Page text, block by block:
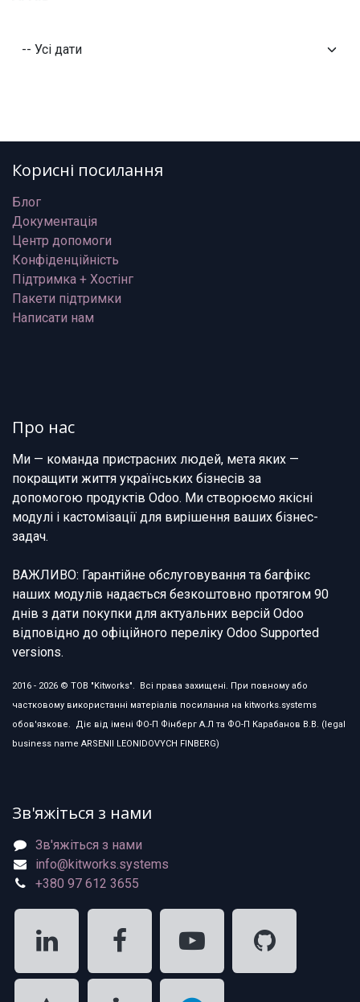
Корисні посилання
Блог
Документація
Центр допомоги
Конфіденційність
Підтримка + Хостінг
Пакети підтримки
Написати нам
Про нас
Ми — команда пристрасних людей, мета яких —
покращити життя українських бізнесів за
допомогою продуктів Odoo. Ми створюємо якісні
модулі і кастомізації для вирішення ваших бізнес-
задач.
ВАЖЛИВО: Гарантійне обслуговування та багфікс
наших модулів надається безкоштовно протягом 90
днів з дати покупки для актуальних версій Odoo
відповідно до офіційного переліку Odoo Supported
versions.
2016 - 2026 © ТОВ "Kitworks". Всі права захищені. При повному або
частковому використанні матеріалів посилання на kitworks.systems
обов'язкове. Діє від імені ФО-П Фінберг А.Л та ФО-П Карабанов В.В. (legal
business name ARSENII LEONIDOVYCH FINBERG)
Зв'яжіться з нами
Зв'яжіться з нами
info@kitworks.systems
+380 97 612 3655